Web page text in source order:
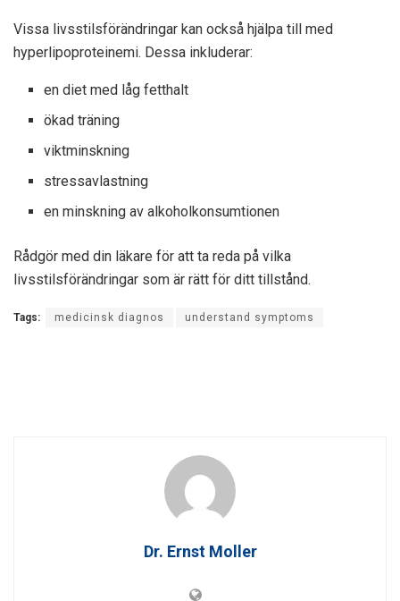
Vissa livsstilsförändringar kan också hjälpa till med
hyperlipoproteinemi. Dessa inkluderar:
en diet med låg fetthalt
ökad träning
viktminskning
stressavlastning
en minskning av alkoholkonsumtionen
Rådgör med din läkare för att ta reda på vilka
livsstilsförändringar som är rätt för ditt tillstånd.
Tags: medicinsk diagnos understand symptoms
Dr. Ernst Moller